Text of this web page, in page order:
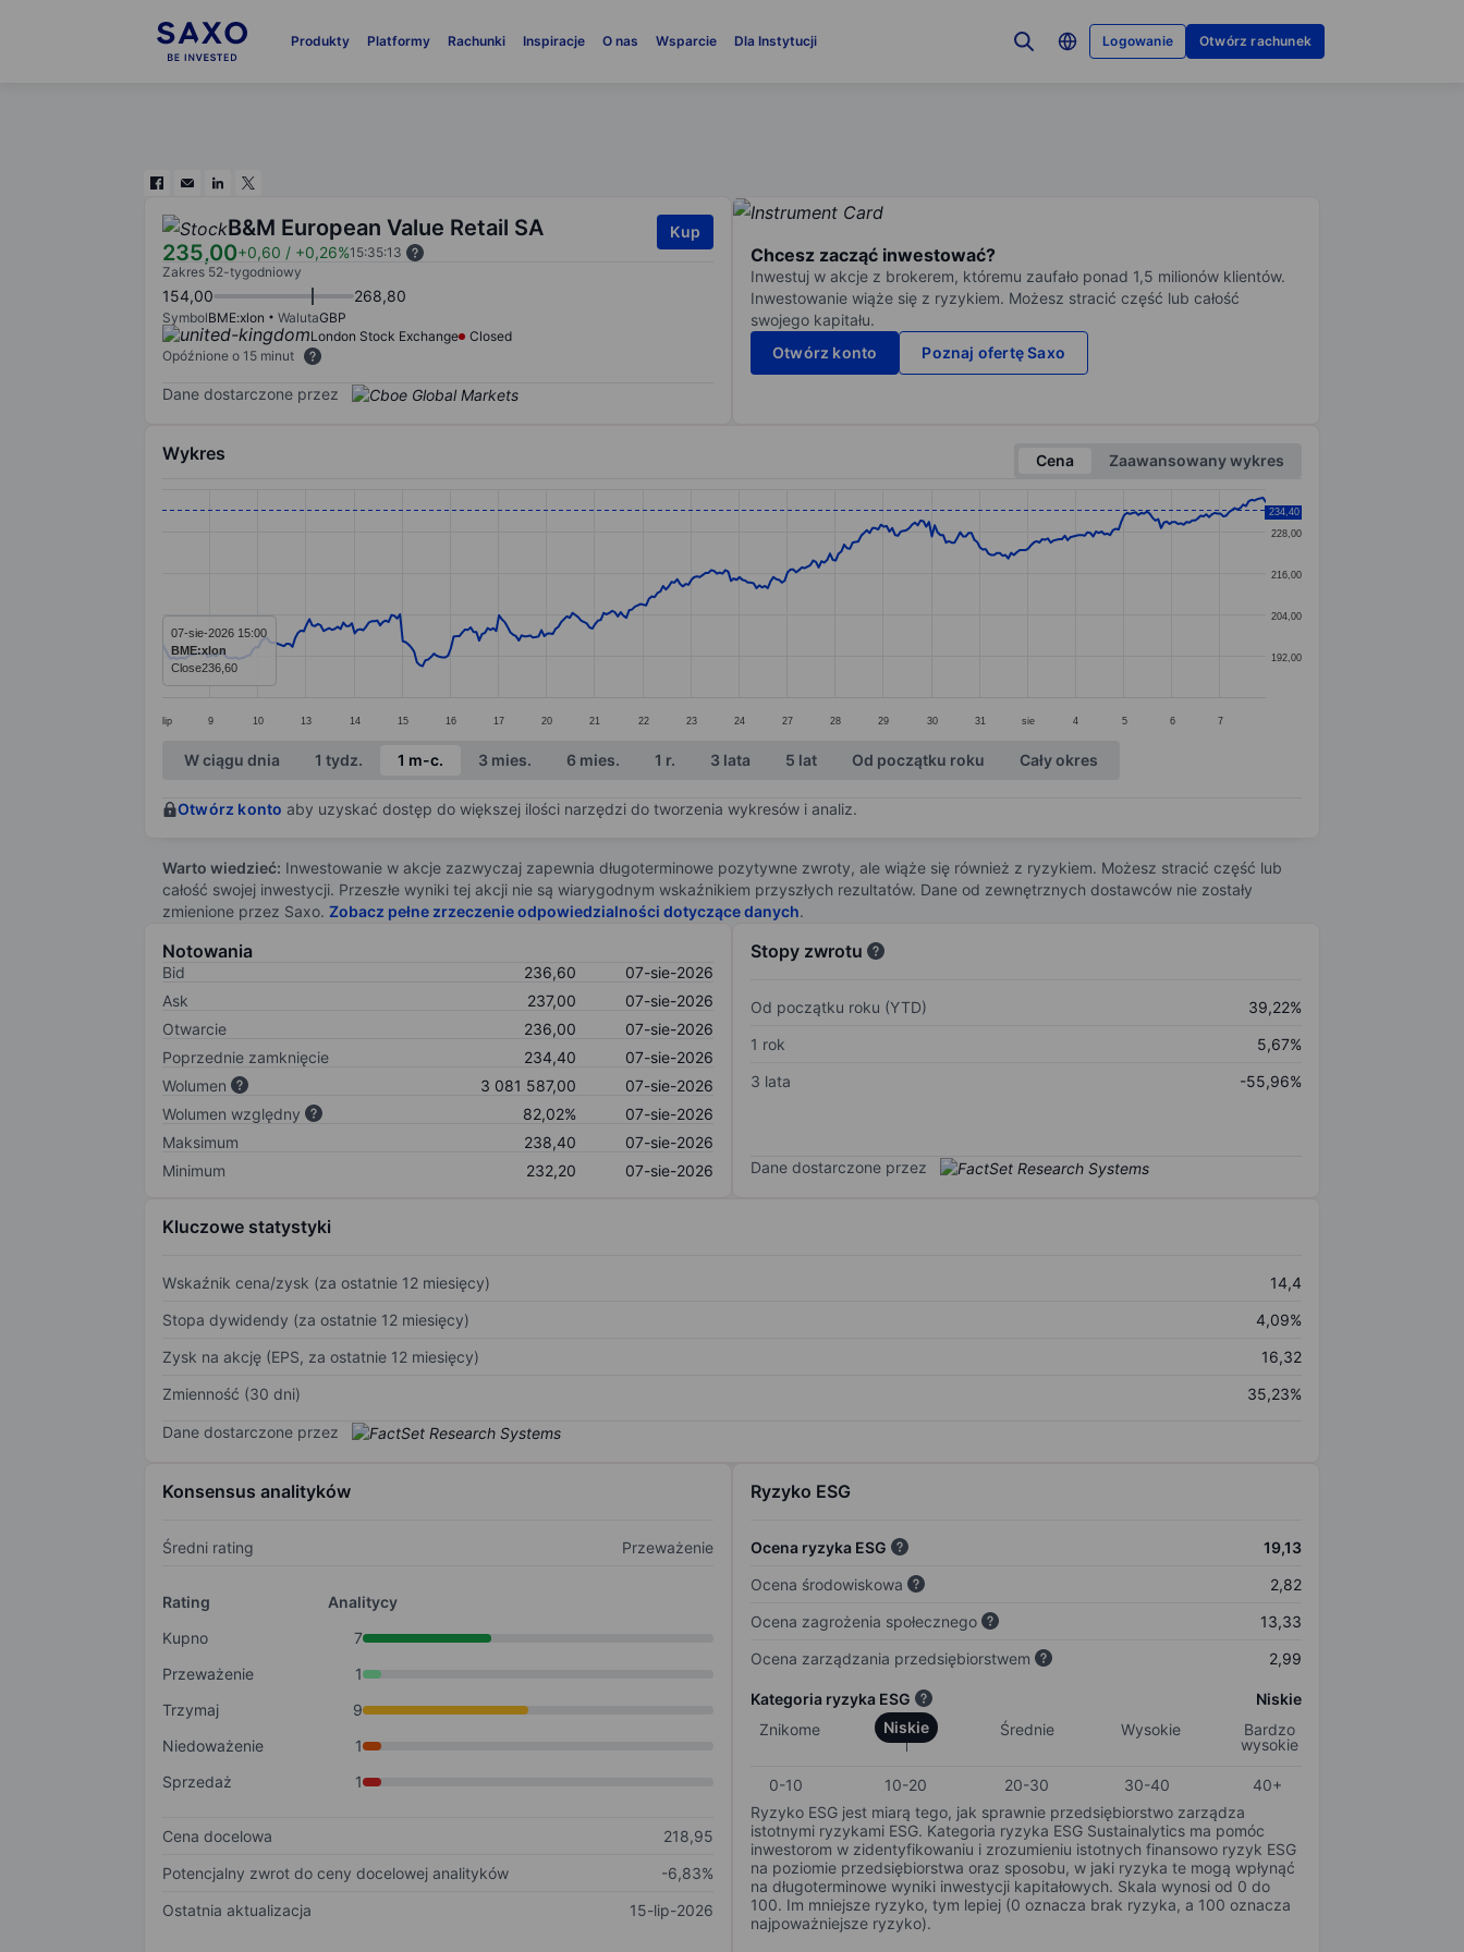
Produkty Platformy Rachunki Inspiracje O nas Wsparcie Dla Instytucji Logowanie Otwórz rachunek
B&M European Value Retail SA
235,00+0,60 / +0,26%15:35:13
Kup
Zakres 52-tygodniowy
154,00 268,80
SymbolBME:xlon WalutaGBP
London Stock Exchange
Closed
Opóźnione o 15 minut
Dane dostarczone przez
Chcesz zacząć inwestować?
Inwestuj w akcje z brokerem, któremu zaufało ponad 1,5 milionów klientów.
Inwestowanie wiąże się z ryzykiem. Możesz stracić część lub całość
swojego kapitału.
Otwórz konto
Poznaj ofertę Saxo
Wykres Cena
Zaawansowany wykres
The chart has 1 Y axis displaying values. Data ranges from 189 to 237.8.
lip 9 10 13 14 15 16 17 20 21 22 23 24 27 28 29 30 31 sie 4 5 6 7
192,00
204,00
216,00
228,00
234,40
07-sie-2026 15:00
BME:xlon
Close236,60
End of interactive chart.
W ciągu dnia 1 tydz. 1 m-c. 3 mies. 6 mies. 1 r. 3 lata 5 lat Od początku roku Cały okres
Otwórz konto aby uzyskać dostęp do większej ilości narzędzi do tworzenia wykresów i analiz.
Warto wiedzieć: Inwestowanie w akcje zazwyczaj zapewnia długoterminowe pozytywne zwroty, ale wiąże się również z ryzykiem. Możesz stracić część lub
całość swojej inwestycji. Przeszłe wyniki tej akcji nie są wiarygodnym wskaźnikiem przyszłych rezultatów. Dane od zewnętrznych dostawców nie zostały
zmienione przez Saxo. Zobacz pełne zrzeczenie odpowiedzialności dotyczące danych.
Notowania
Bid 236,60
07-sie-2026
Ask
237,00
07-sie-2026
Otwarcie
236,00
07-sie-2026
Poprzednie zamknięcie
234,40
07-sie-2026
Wolumen
3 081 587,00
07-sie-2026
Wolumen względny
82,02%
07-sie-2026
Maksimum
238,40
07-sie-2026
Minimum
232,20 07-sie-2026
Stopy zwrotu
Od początku roku (YTD)
39,22%
1 rok
5,67%
3 lata
-55,96%
Dane dostarczone przez
Kluczowe statystyki
Wskaźnik cena/zysk (za ostatnie 12 miesięcy)
14,4
Stopa dywidendy (za ostatnie 12 miesięcy)
4,09%
Zysk na akcję (EPS, za ostatnie 12 miesięcy)
16,32
Zmienność (30 dni)
35,23%
Dane dostarczone przez
Konsensus analityków
Średni rating Przeważenie
Rating
Analitycy
Kupno
7
Przeważenie
1
Trzymaj
9
Niedoważenie
1
Sprzedaż
1
Cena docelowa
218,95
Potencjalny zwrot do ceny docelowej analityków
-6,83%
Ostatnia aktualizacja
15-lip-2026
Ryzyko ESG
Ocena ryzyka ESG
19,13
Ocena środowiskowa
2,82
Ocena zagrożenia społecznego
13,33
Ocena zarządzania przedsiębiorstwem
2,99
Kategoria ryzyka ESG
Niskie
Znikome
Niskie Średnie Wysokie
Bardzo
wysokie
0-10 10-20 20-30 30-40
40+
Ryzyko ESG jest miarą tego, jak sprawnie przedsiębiorstwo zarządza
istotnymi ryzykami ESG. Kategoria ryzyka ESG Sustainalytics ma pomóc
inwestorom w zidentyfikowaniu i zrozumieniu istotnych finansowo ryzyk ESG
na poziomie przedsiębiorstwa oraz sposobu, w jaki ryzyka te mogą wpłynąć
na długoterminowe wyniki inwestycji kapitałowych. Skala wynosi od 0 do
100. Im mniejsze ryzyko, tym lepiej (0 oznacza brak ryzyka, a 100 oznacza
najpoważniejsze ryzyko).